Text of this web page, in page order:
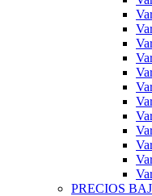
PRECIOS